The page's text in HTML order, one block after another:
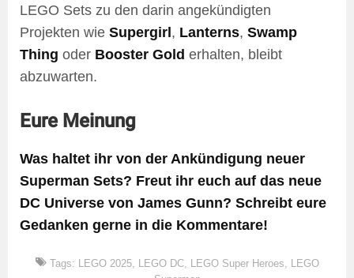
LEGO Sets zu den darin angekündigten
Projekten wie Supergirl, Lanterns, Swamp
Thing oder Booster Gold erhalten, bleibt
abzuwarten.
Eure Meinung
Was haltet ihr von der Ankündigung neuer
Superman Sets? Freut ihr euch auf das neue
DC Universe von James Gunn? Schreibt eure
Gedanken gerne in die Kommentare!
Tags: LEGO 2025, LEGO DC, LEGO Super Heroes
LEGO